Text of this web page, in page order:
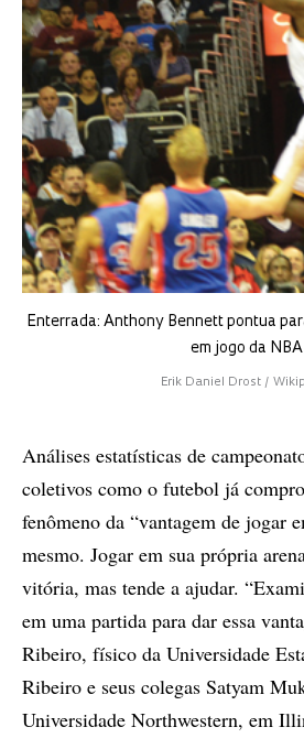
Enterrada: Anthony Bennett pontua
em jogo da NBA
Erik Daniel Drost /
Análises estatísticas de
coletivos como o futebol já
fenômeno da “vantagem de jogar
mesmo. Jogar em sua própria
vitória, mas tende a ajudar.
em uma partida para dar essa
Ribeiro, físico da Universidade
Ribeiro e seus colegas Satyam
Universidade Northwestern, em